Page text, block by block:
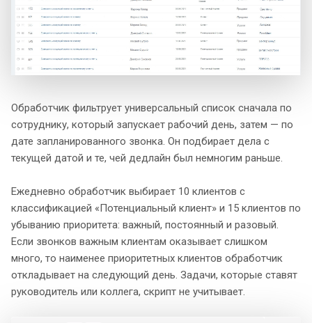
Обработчик фильтрует универсальный список сначала по
сотруднику, который запускает рабочий день, затем — по
дате запланированного звонка. Он подбирает дела с
текущей датой и те, чей дедлайн был немногим раньше.
Ежедневно обработчик выбирает 10 клиентов с
классификацией «Потенциальный клиент» и 15 клиентов по
убыванию приоритета: важный, постоянный и разовый.
Если звонков важным клиентам оказывает слишком
много, то наименее приоритетных клиентов обработчик
откладывает на следующий день. Задачи, которые ставят
руководитель или коллега, скрипт не учитывает.